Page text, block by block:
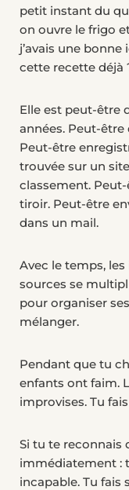
petit instant du
on ouvre le frigo
j’avais une
cette recette déjà
Elle est peut-être
années. Peut-
Peut-être
trouvée sur un
classement.
tiroir. Peut-être
dans un mail.
Avec le temps,
sources se
pour organiser ses
mélanger.
Pendant que tu
enfants ont faim.
improvises. Tu
Si tu te reconnais
immédiatement :
incapable. Tu fais